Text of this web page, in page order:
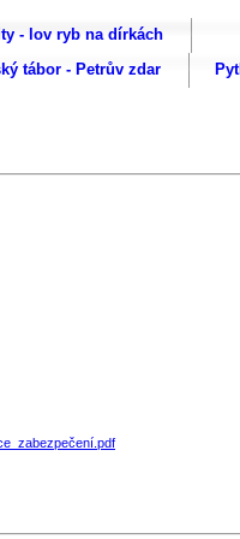
- lov ryb na dírkách
tábor - Petrův zdar